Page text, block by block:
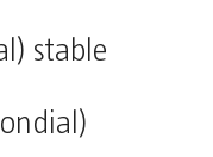
stable